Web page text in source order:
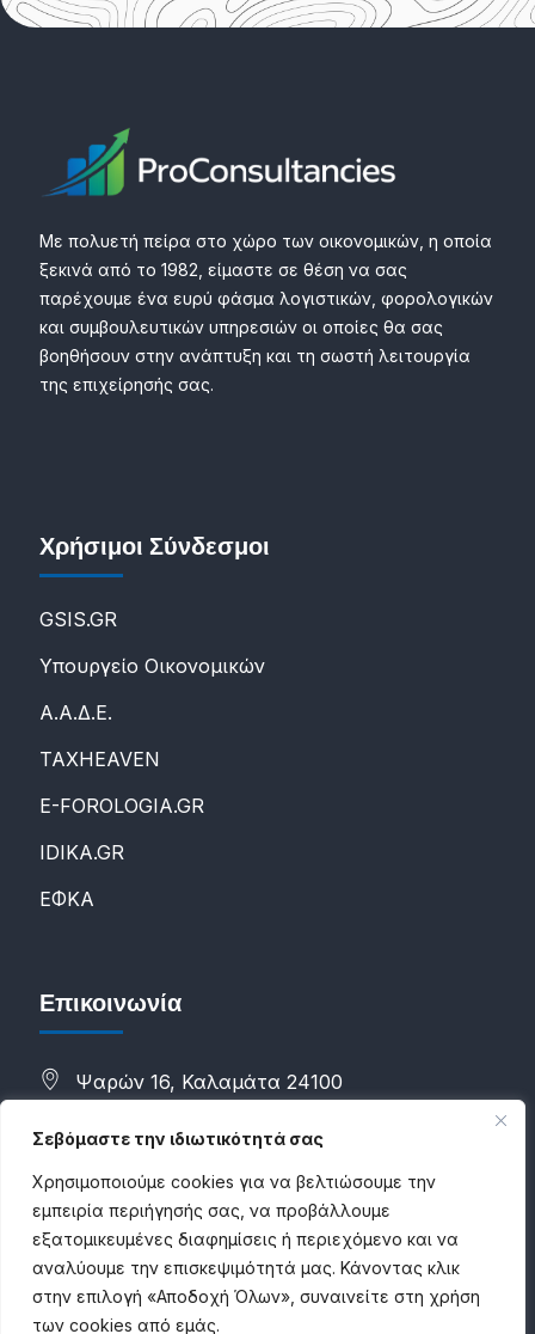
Σεβόμαστε την ιδιωτικότητά σας
Χρησιμοποιούμε cookies για να βελτιώσουμε την
εμπειρία περιήγησής σας, να προβάλλουμε
εξατομικευμένες διαφημίσεις ή περιεχόμενο και να
αναλύουμε την επισκεψιμότητά μας. Κάνοντας κλικ
στην επιλογή «Αποδοχή Όλων», συναινείτε στη χρήση
των cookies από εμάς.
Με πολυετή πείρα στο χώρο των οικονομικών, η οποία
ξεκινά από το 1982, είμαστε σε θέση να σας
παρέχουμε ένα ευρύ φάσμα λογιστικών, φορολογικών
και συμβουλευτικών υπηρεσιών οι οποίες θα σας
βοηθήσουν στην ανάπτυξη και τη σωστή λειτουργία
της επιχείρησής σας.
Χρήσιμοι Σύνδεσμοι
GSIS.GR
Υπουργείο Οικονομικών
Α.Α.Δ.Ε.
ΤΑXHEAVEN
E-FOROLOGIA.GR
IDIKA.GR
ΕΦΚΑ
Επικοινωνία
Ψαρών 16, Καλαμάτα 24100
(+30) 2721088298
(+30) 6983784500
info@proconsultancies.com